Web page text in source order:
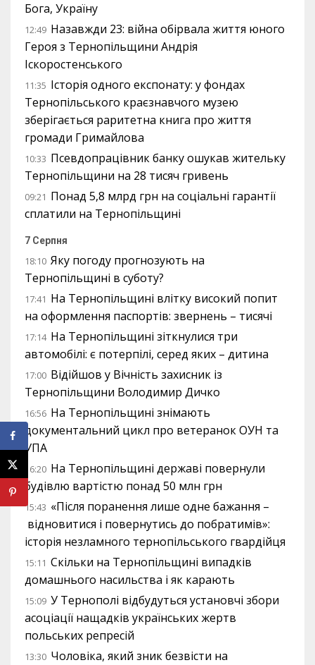
Бога, Україну
12:49 Назавжди 23: війна обірвала життя юного
Героя з Тернопільщини Андрія
Іскоростенського
11:35 Історія одного експонату: у фондах
Тернопільського краєзнавчого музею
зберігається раритетна книга про життя
громади Гримайлова
10:33 Псевдопрацівник банку ошукав жительку
Тернопільщини на 28 тисяч гривень
09:21 Понад 5,8 млрд грн на соціальні гарантії
сплатили на Тернопільщині
7 Серпня
18:10 Яку погоду прогнозують на
Тернопільщині в суботу?
17:41 На Тернопільщині влітку високий попит
на оформлення паспортів: звернень – тисячі
17:14 На Тернопільщині зіткнулися три
автомобілі: є потерпілі, серед яких – дитина
17:00 Відійшов у Вічність захисник із
Тернопільщини Володимир Дичко
16:56 На Тернопільщині знімають
документальний цикл про ветеранок ОУН та
УПА
16:20 На Тернопільщині державі повернули
будівлю вартістю понад 50 млн грн
15:43 «Після поранення лише одне бажання –
відновитися і повернутись до побратимів»:
історія незламного тернопільського гвардійця
15:11 Скільки на Тернопільщині випадків
домашнього насильства і як карають
15:09 У Тернополі відбудуться установчі збори
асоціації нащадків українських жертв
польських репресій
13:30 Чоловіка, який зник безвісти на